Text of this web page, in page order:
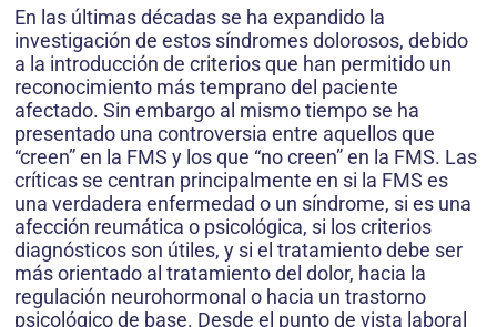
En las últimas décadas se ha expandido la
investigación de estos síndromes dolorosos, debido
a la introducción de criterios que han permitido un
reconocimiento más temprano del paciente
afectado. Sin embargo al mismo tiempo se ha
presentado una controversia entre aquellos que
“creen” en la FMS y los que “no creen” en la FMS. Las
críticas se centran principalmente en si la FMS es
una verdadera enfermedad o un síndrome, si es una
afección reumática o psicológica, si los criterios
diagnósticos son útiles, y si el tratamiento debe ser
más orientado al tratamiento del dolor, hacia la
regulación neurohormonal o hacia un trastorno
psicológico de base. Desde el punto de vista laboral